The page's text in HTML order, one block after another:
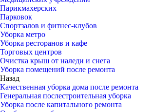
Парикмахерских
Парковок
Спортзалов и фитнес-клубов
Уборка метро
Уборка ресторанов и кафе
Торговых центров
Очистка крыш от наледи и снега
Уборка помещений после ремонта
Назад
Качественная уборка дома после ремонта
Генеральная послестроительная уборка
Уборка после капитального ремонта